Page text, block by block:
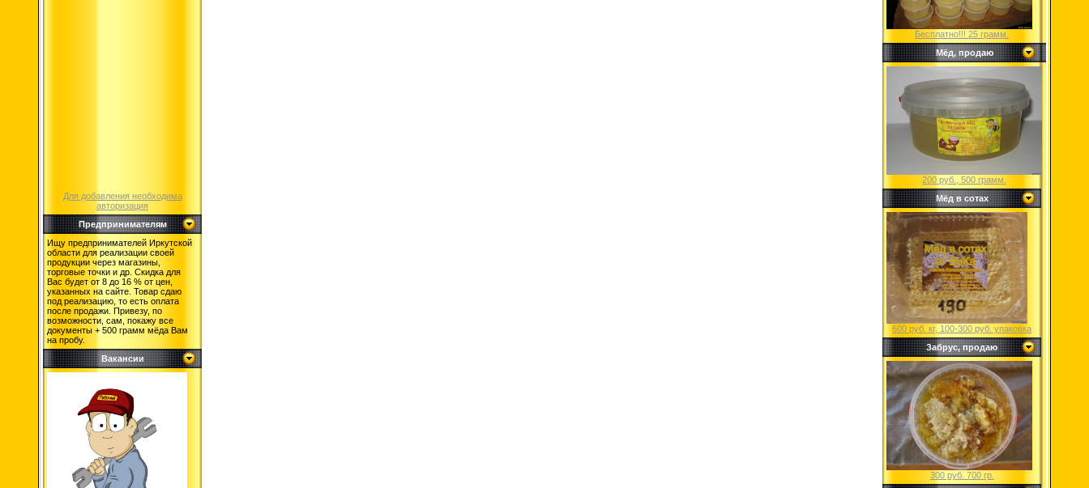
Для добавления необходима
авторизация
Предпринимателям
Ищу предпринимателей Иркутской
области для реализации своей
продукции через магазины,
торговые точки и др. Скидка для
Вас будет от 8 до 16 % от цен,
указанных на сайте. Товар сдаю
под реализацию, то есть оплата
после продажи. Привезу, по
возможности, сам, покажу все
документы + 500 грамм мёда Вам
на пробу.
Вакансии
Бесплатно!!! 25 грамм.
Мёд, продаю
200 руб., 500 грамм.
Мёд в сотах
600 руб. кг, 100-300 руб. упаковка
Забрус, продаю
300 руб. 700 гр.